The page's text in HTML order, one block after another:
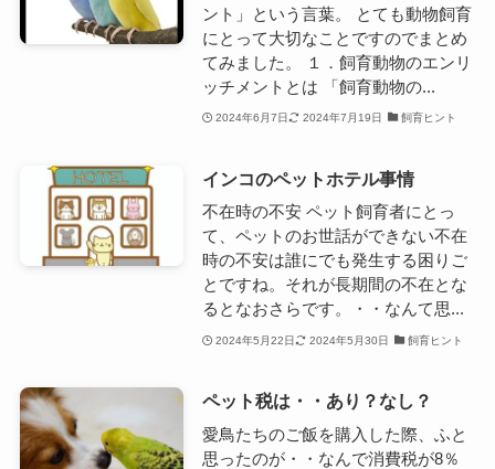
ント」という言葉。 とても動物飼育
にとって大切なことですのでまとめ
てみました。 １．飼育動物のエンリ
ッチメントとは 「飼育動物の...
2024年6月7日 2024年7月19日 飼育ヒント
インコのペットホテル事情
不在時の不安 ペット飼育者にとっ
て、ペットのお世話ができない不在
時の不安は誰にでも発生する困りご
とですね。それが長期間の不在とな
るとなおさらです。・・なんて思...
2024年5月22日 2024年5月30日 飼育ヒント
ペット税は・・あり？なし？
愛鳥たちのご飯を購入した際、ふと
思ったのが・・なんで消費税が8％